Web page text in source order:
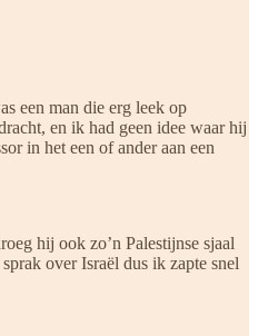
een man die erg leek op
en ik had geen idee waar hij
in het een of ander aan een
hij ook zo’n Palestijnse sjaal
over Israël dus ik zapte snel